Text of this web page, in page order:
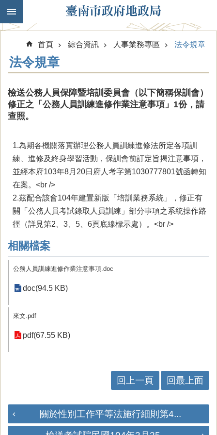
跳到主要內容區塊
首頁 綜合資訊 人事業務專區 法令規章
法令規章
檢送公務人員保障暨培訓委員會（以下簡稱保訓會）
修正之「公務人員訓練進修作業注意事項」1份，請
查照。
1.為期各機關落實辦理公務人員訓練進修法所定各項訓
練、進修及終身學習活動，保訓會前訂定旨揭注意事項，
並經本府103年8月20日府人考字第1030777801號函轉知
在案。<br />
2.茲配合該會104年建置新版「培訓業務系統」，修正有
關「公務人員考試錄取人員訓練」部分事項之系統操作路
徑（詳見第2、3、5、6頁底線標示處）。<br />
相關檔案
公務人員訓練進修作業注意事項.doc
doc(94.5 KB)
來文.pdf
pdf(67.55 KB)
回上一頁 回最上面
關於性別工作平等法施行細則第4...